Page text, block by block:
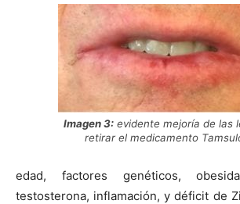
Imagen 3:evidente mejoría de las
retirar el medicamento
edad, factores genéticos,
testosterona, inflamación, y déficit de